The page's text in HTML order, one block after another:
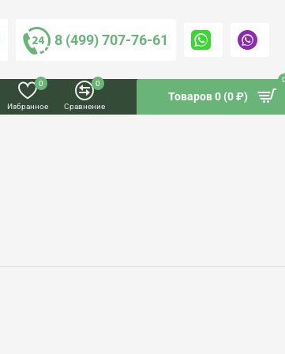
8 (499) 707-76-61
Избранное
0
Сравнение
0
Товаров 0 (0 ₽)